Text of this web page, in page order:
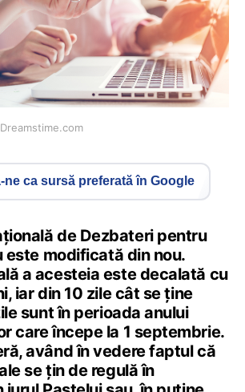
ne ca sursă preferată în Google
de Dezbateri pentru
este modificată din nou.
a acesteia este decalată cu
iar din 10 zile cât se ține
sunt în perioada anului
care începe la 1 septembrie.
având în vedere faptul că
se țin de regulă în